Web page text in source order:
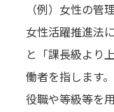
（例）女性の管
女性活躍推進法
と「課長級より
働者を指します
役職や等級等を